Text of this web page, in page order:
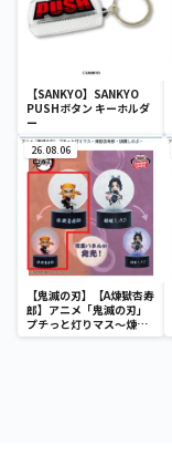
【SANKYO】SANKYO
PUSHボタン キーホルダ
ー
26.08.06
【鬼滅の刃】【A煉獄杏寿
郎】アニメ「鬼滅の刃」
プチっと灯りマス～煉獄
杏寿郎・胡蝶しのぶ～